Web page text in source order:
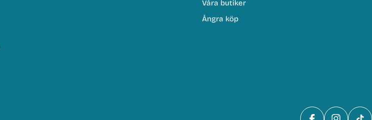
Våra butiker
Ångra köp